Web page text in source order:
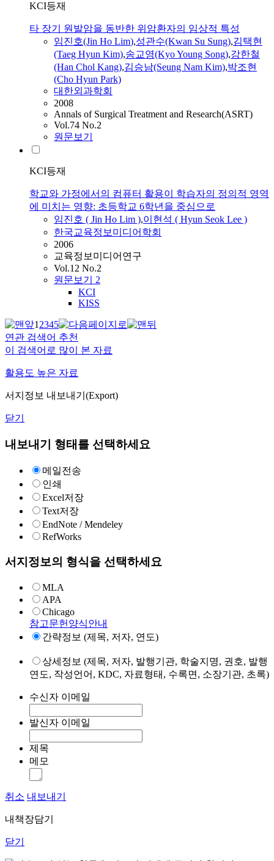
KCI등재
타 장기 원발암을 동반한 위암환자의 임상적 특성
임진호(Jin Ho Lim),성관수(Kwan Su Sung),김택현
(Taeg Hyun Kim),송교영(Kyo Young Song),강한철
(Han Chol Kang),김승남(Seung Nam Kim),박조현
(Cho Hyun Park)
대한외과학회
2008
Annals of Surgical Treatment and Research(ASRT)
Vol.74 No.2
원문보기
KCI등재
학교와 가정에서의 컴퓨터 활용이 학습자의 정의적 영역
에 미치는 영향: 초등학교 6학년을 중심으로
임진호 ( Jin Ho Lim ),이현석 ( Hyun Seok Lee )
한국교육정보미디어학회
2006
교육정보미디어연구
Vol.12 No.2
원문보기 2
KCI
KISS
12345
연관 검색어 추천
이 검색어로 많이 본 자료
활용도 높은 자료
서지정보 내보내기(Export)
닫기
내보내기 형태를 선택하세요
메일전송
인쇄
Excel저장
Text저장
EndNote / Mendeley
RefWorks
서지정보의 형식을 선택하세요
MLA
APA
Chicago
참고문헌양식안내
간략정보 (제목, 저자, 연도)
상세정보 (제목, 저자, 발행기관, 학술지명, 권호, 발행
연도, 작성언어, KDC, 자료형태, 수록면, 소장기관, 초록)
수신자 이메일
발신자 이메일
제목
메모
취소 내보내기
내책장담기
닫기